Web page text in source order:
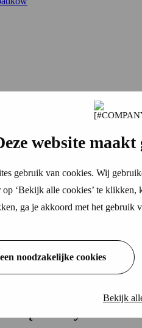
website
gebruik van cookies. Wij
‘Bekijk alle cookies’ te
ga je akkoord met het gebruik
noodzakelijke cookies
Bekijk
na całym świecie?